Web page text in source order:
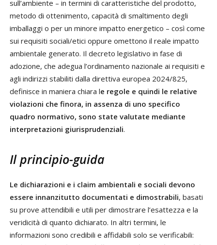
sull’ambiente – in termini di caratteristiche del prodotto,
metodo di ottenimento, capacità di smaltimento degli
imballaggi o per un minore impatto energetico – così come
sui requisiti sociali/etici oppure omettono il reale impatto
ambientale generato. Il decreto legislativo in fase di
adozione, che adegua l’ordinamento nazionale ai requisiti e
agli indirizzi stabiliti dalla direttiva europea 2024/825,
definisce in maniera chiara le regole e quindi le relative
violazioni che finora, in assenza di uno specifico
quadro normativo, sono state valutate mediante
interpretazioni giurisprudenziali.
Il principio-guida
Le dichiarazioni e i claim ambientali e sociali devono
essere innanzitutto documentati e dimostrabili, basati
su prove attendibili e utili per dimostrare l’esattezza e la
veridicità di quanto dichiarato. In altri termini, le
informazioni sono credibili e affidabili solo se verificabili: